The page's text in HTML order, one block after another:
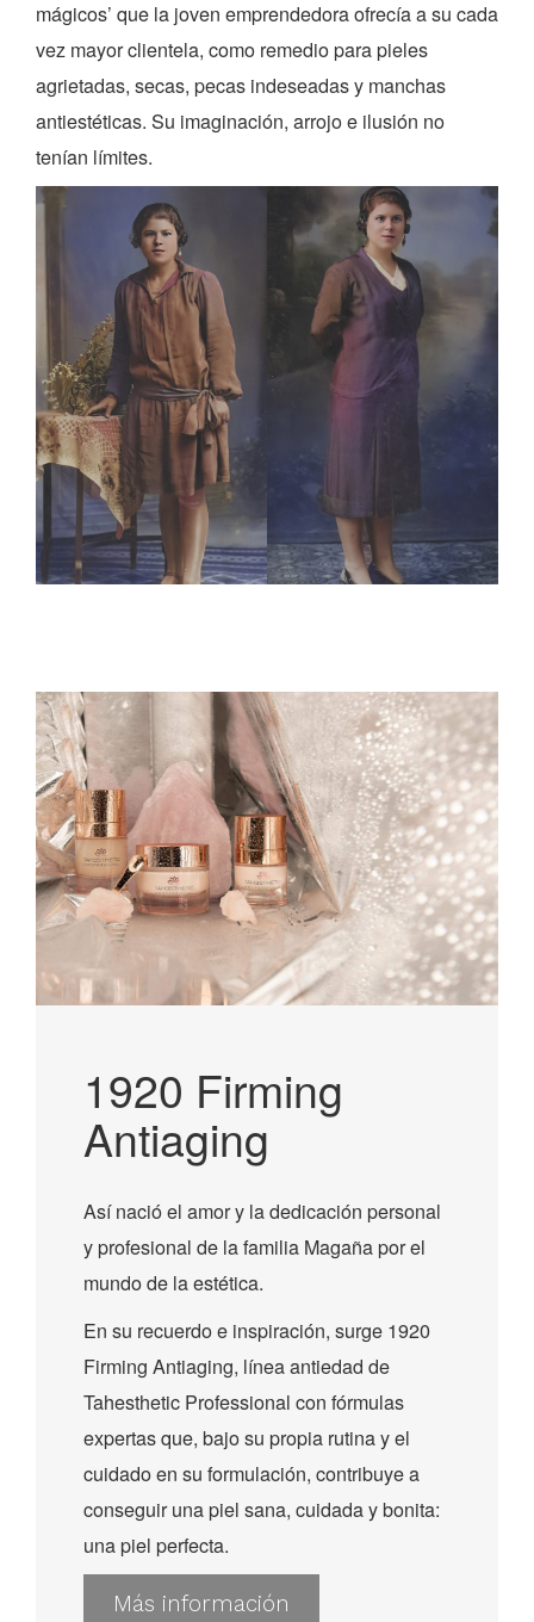
mágicos’ que la joven emprendedora ofrecía a su cada
vez mayor clientela, como remedio para pieles
agrietadas, secas, pecas indeseadas y manchas
antiestéticas. Su imaginación, arrojo e ilusión no
tenían límites.
1920 Firming
Antiaging
Así nació el amor y la dedicación personal
y profesional de la familia Magaña por el
mundo de la estética.
En su recuerdo e inspiración, surge 1920
Firming Antiaging, línea antiedad de
Tahesthetic Professional con fórmulas
expertas que, bajo su propia rutina y el
cuidado en su formulación, contribuye a
conseguir una piel sana, cuidada y bonita:
una piel perfecta.
Más información